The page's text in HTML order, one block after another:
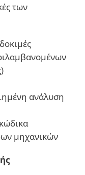
των
ανάλυση
μηχανικών